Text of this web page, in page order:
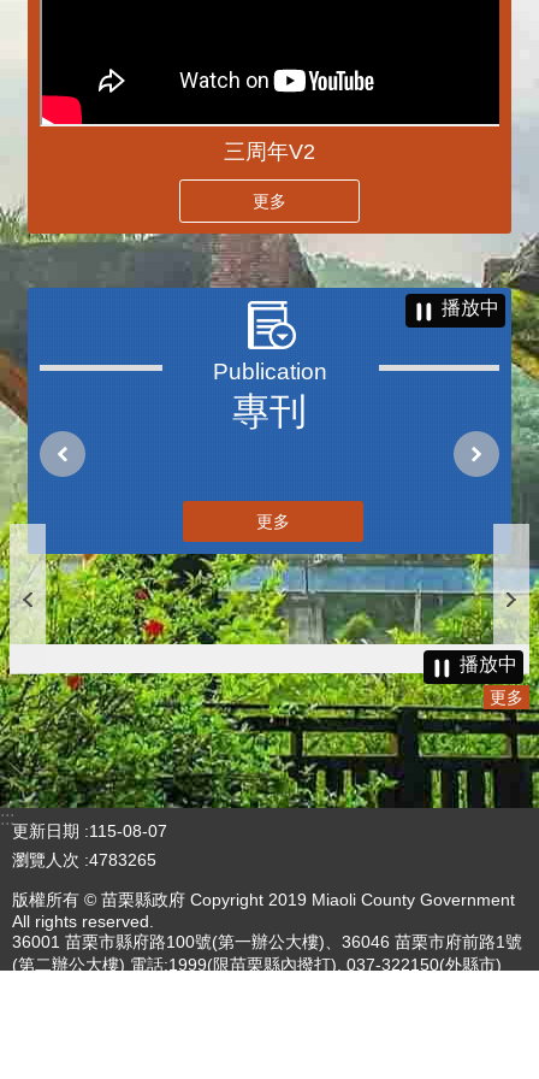
三周年V2
更多
專刊
播放中
更多
播放中
更多
:::
更新日期
115-08-07
瀏覽人次 4783265
版權所有 © 苗栗縣政府 Copyright 2019 Miaoli County Government
All rights reserved.
36001 苗栗市縣府路100號(第一辦公大樓)、36046 苗栗市府前路1號
(第二辦公大樓) 電話:1999(限苗栗縣內撥打), 037-322150(外縣市)